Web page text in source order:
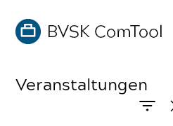
Veranstaltungen